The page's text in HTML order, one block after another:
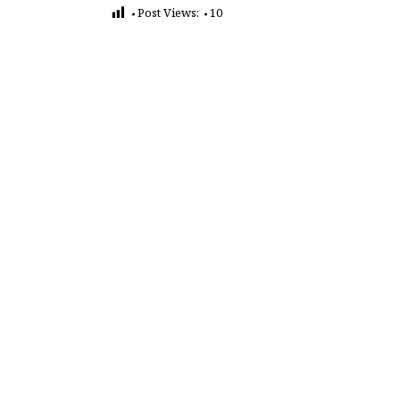
Post Views: 10